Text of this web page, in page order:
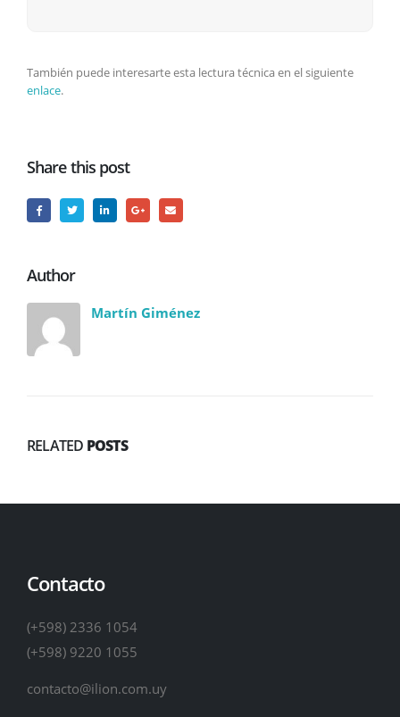
También puede interesarte esta lectura técnica en el siguiente
enlace.
Share this post
Author
Martín Giménez
RELATED POSTS
Contacto
(+598) 2336 1054
(+598) 9220 1055
contacto@ilion.com.uy